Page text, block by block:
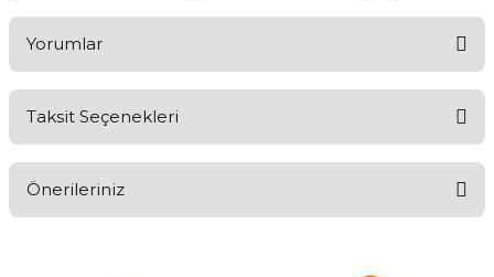
Yorumlar
Taksit Seçenekleri
Önerileriniz